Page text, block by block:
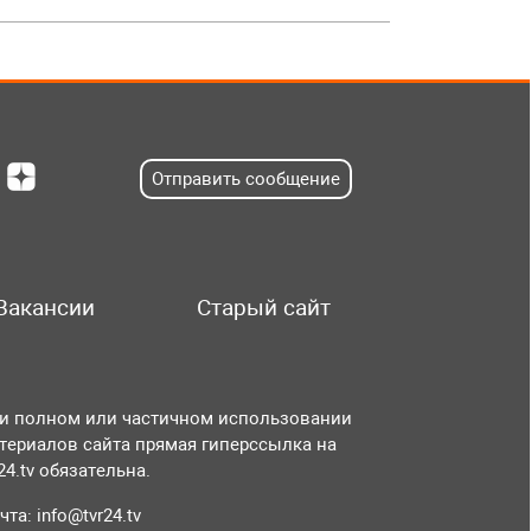
Отправить сообщение
Старый сайт
полном или частичном использовании
сайта прямая гиперссылка на
обязательна.
info@tvr24.tv